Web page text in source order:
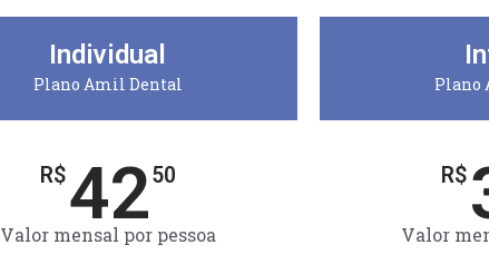
Individual
Plano Amil Dental
R$4250
Valor mensal por pessoa
Plano
R$
Valor